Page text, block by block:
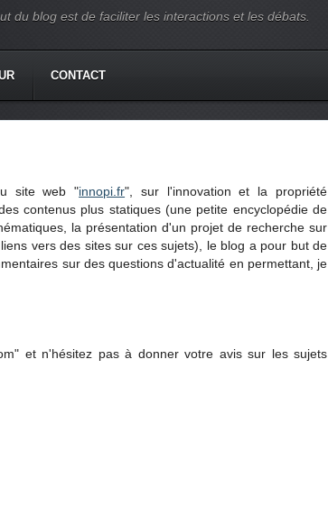
du blog est de faciliter les interactions et les débats.
CONTACT
site web "innopi.fr", sur l'innovation et la propriété
contenus plus statiques (une petite encyclopédie de
la présentation d'un projet de recherche sur
vers des sites sur ces sujets), le blog a pour but de
sur des questions d'actualité en permettant, je
et n'hésitez pas à donner votre avis sur les sujets